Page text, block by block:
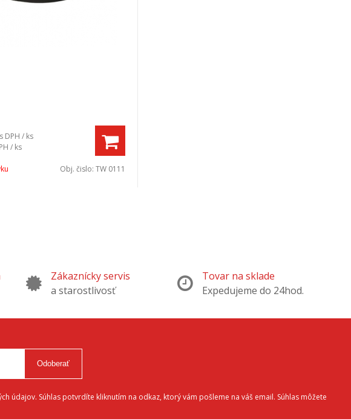
s DPH / ks
/ ks
Obj. čislo: TW 0111
Zákaznícky servis
a starostlivosť
Tovar na sklade
Expedujeme do 24hod.
Odoberať
údajov. Súhlas potvrdíte kliknutím na odkaz, ktorý vám pošleme na váš email. Súhlas môžete